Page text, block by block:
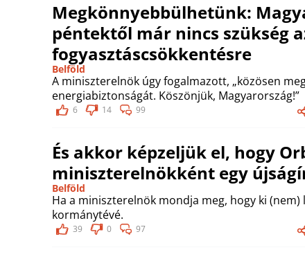
Megkönnyebbülhetünk:
péntektől már nincs szükség
fogyasztáscsökkentésre
Belföld
A miniszterelnök úgy fogalmazott, „közösen
energiabiztonságát. Köszönjük, Magyarország!”
6 14 99
És akkor képzeljük el, hogy
miniszterelnökként egy
Belföld
Ha a miniszterelnök mondja meg, hogy ki
kormánytévé.
39 0 97